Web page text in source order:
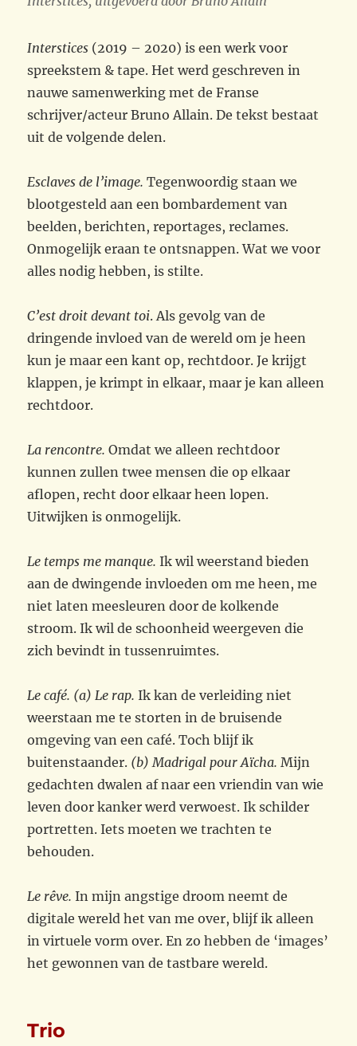
Interstices (2019 – 2020) is een werk voor
spreekstem & tape. Het werd geschreven in
nauwe samenwerking met de Franse
schrijver/acteur Bruno Allain. De tekst bestaat
uit de volgende delen.
Esclaves de l’image.Tegenwoordig staan we
blootgesteld aan een bombardement van
beelden, berichten, reportages, reclames.
Onmogelijk eraan te ontsnappen. Wat we voor
alles nodig hebben, is stilte.
C’est droit devant toi. Als gevolg van de
dringende invloed van de wereld om je heen
kun je maar een kant op, rechtdoor. Je krijgt
klappen, je krimpt in elkaar, maar je kan alleen
rechtdoor.
La rencontre. Omdat we alleen rechtdoor
kunnen zullen twee mensen die op elkaar
aflopen, recht door elkaar heen lopen.
Uitwijken is onmogelijk.
Le temps me manque. Ik wil weerstand bieden
aan de dwingende invloeden om me heen, me
niet laten meesleuren door de kolkende
stroom. Ik wil de schoonheid weergeven die
zich bevindt in tussenruimtes.
Le café. (a) Le rap.Ik kan de verleiding niet
weerstaan me te storten in de bruisende
omgeving van een café. Toch blijf ik
buitenstaander. (b) Madrigal pour Aïcha.Mijn
gedachten dwalen af naar een vriendin van wie
leven door kanker werd verwoest. Ik schilder
portretten. Iets moeten we trachten te
behouden.
Le rêve.In mijn angstige droom neemt de
digitale wereld het van me over, blijf ik alleen
in virtuele vorm over. En zo hebben de ‘images’
het gewonnen van de tastbare wereld.
Trio